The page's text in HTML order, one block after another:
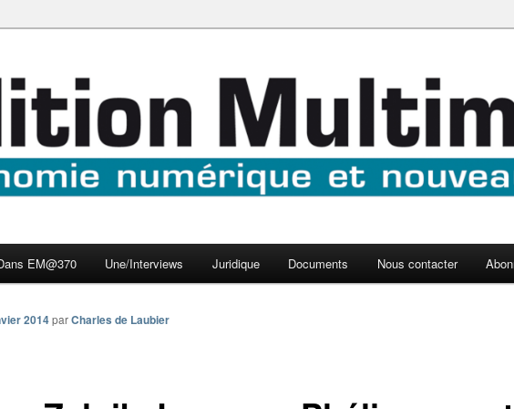
Multimédi@
EM@370 Une/Interviews Juridique Documents Nous contacter
2014parCharles de Laubier